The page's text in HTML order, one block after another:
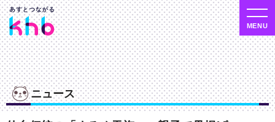
ニュース